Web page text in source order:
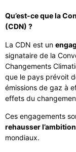
Qu’est-ce que la
(CDN) ?
La CDN est un
signataire de la
Changements
que le pays prévoit
émissions de gaz à
effets du
Ces engagements
rehausser
mondiaux.